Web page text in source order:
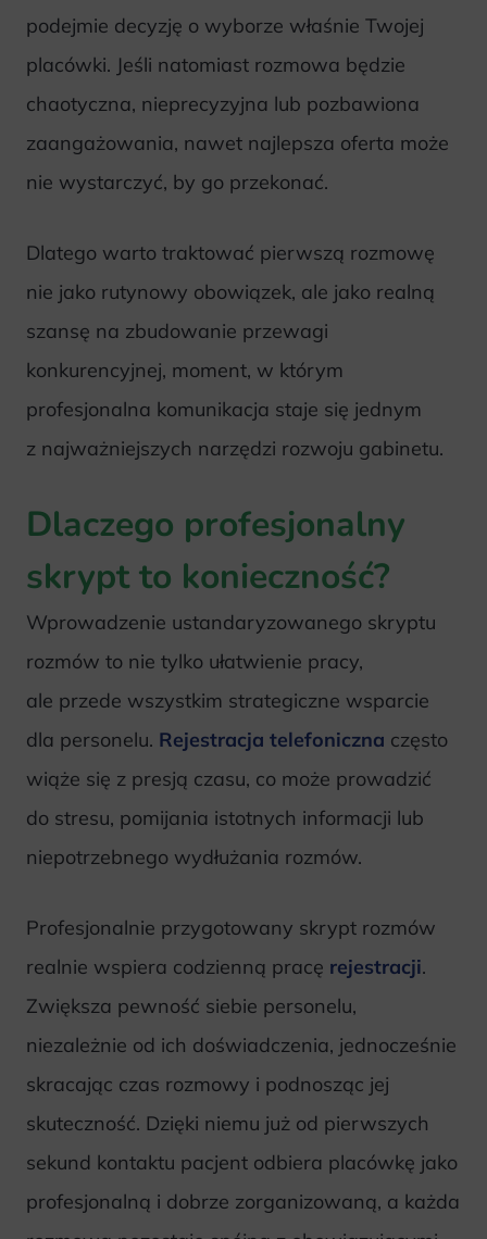
podejmie decyzję o wyborze właśnie Twojej
placówki. Jeśli natomiast rozmowa będzie
chaotyczna, nieprecyzyjna lub pozbawiona
zaangażowania, nawet najlepsza oferta może
nie wystarczyć, by go przekonać.
Dlatego warto traktować pierwszą rozmowę
nie jako rutynowy obowiązek, ale jako realną
szansę na zbudowanie przewagi
konkurencyjnej, moment, w którym
profesjonalna komunikacja staje się jednym
z najważniejszych narzędzi rozwoju gabinetu.
Dlaczego profesjonalny
skrypt to konieczność?
Wprowadzenie ustandaryzowanego skryptu
rozmów to nie tylko ułatwienie pracy,
ale przede wszystkim strategiczne wsparcie
dla personelu. Rejestracja telefoniczna często
wiąże się z presją czasu, co może prowadzić
do stresu, pomijania istotnych informacji lub
niepotrzebnego wydłużania rozmów.
Profesjonalnie przygotowany skrypt rozmów
realnie wspiera codzienną pracę rejestracji.
Zwiększa pewność siebie personelu,
niezależnie od ich doświadczenia, jednocześnie
skracając czas rozmowy i podnosząc jej
skuteczność. Dzięki niemu już od pierwszych
sekund kontaktu pacjent odbiera placówkę jako
profesjonalną i dobrze zorganizowaną, a każda